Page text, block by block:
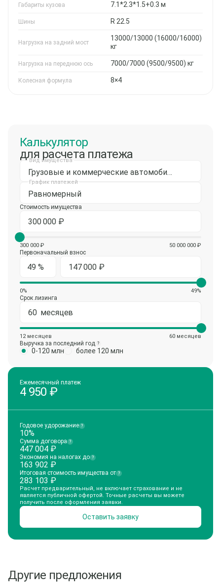
Габариты кузова 7.1*2.3*1.5+0.3 м
Шины R 22.5
Нагрузка на задний мост
13000/13000 (16000/16000)
кг
Нагрузка на переднюю ось 7000/7000 (9500/9500) кг
Колесная формула 8×4
Калькулятор
для расчета платежа
Грузовые и коммерческие автомобили
Вид имущества
Равномерный
График платежей
Стоимость имущества
300 000 ₽ 50 000 000 ₽
Первоначальный взнос
0% 49%
Срок лизинга
12 месяцев 60 месяцев
Выручка за последний год ?
0-120 млн более 120 млн
Ежемесячный платеж
4 950 ₽
Годовое удорожание ?
10%
Сумма договора ?
447 004 ₽
Экономия на налогах до ?
163 902 ₽
Итоговая стоимость имущества от ?
283 103 ₽
Расчет предварительный, не включает страхование и не
является публичной офертой. Точные расчеты вы можете
получить после оформления заявки.
Оставить заявку
Другие предложения